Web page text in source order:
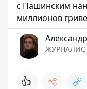
с Пашинским
миллионов
👍